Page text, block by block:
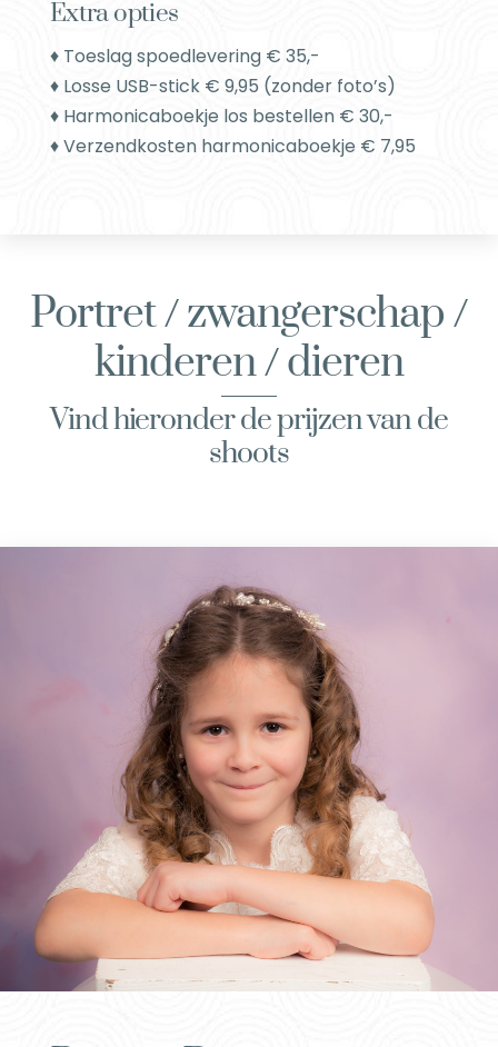
Extra opties
♦ Toeslag spoedlevering € 35,-
♦ Losse USB-stick € 9,95 (zonder foto’s)
♦ Harmonicaboekje los bestellen € 30,-
♦ Verzendkosten harmonicaboekje € 7,95
Portret / zwangerschap /
kinderen / dieren
Vind hieronder de prijzen van de
shoots